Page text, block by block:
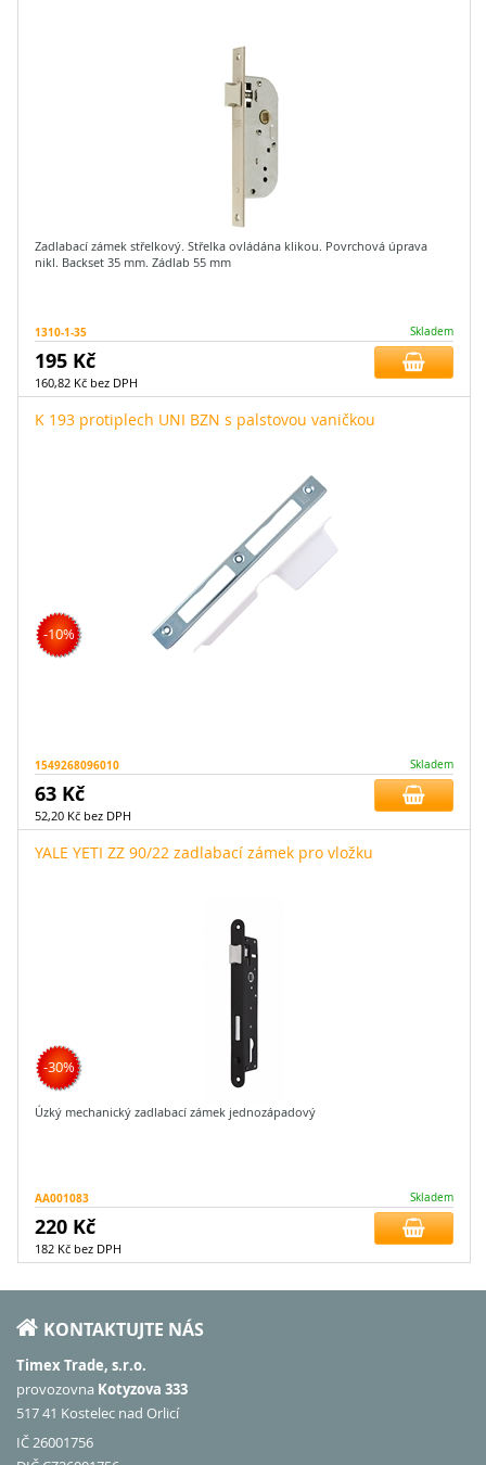
Zadlabací zámek střelkový. Střelka ovládána klikou. Povrchová úprava
nikl. Backset 35 mm. Zádlab 55 mm
1310-1-35 Skladem
195 Kč
160,82 Kč bez DPH
K 193 protiplech UNI BZN s palstovou vaničkou
-10%
1549268096010 Skladem
63 Kč
52,20 Kč bez DPH
YALE YETI ZZ 90/22 zadlabací zámek pro vložku
-30%
Úzký mechanický zadlabací zámek jednozápadový
AA001083 Skladem
220 Kč
182 Kč bez DPH
KONTAKTUJTE NÁS
Timex Trade, s.r.o.
provozovna Kotyzova 333
517 41 Kostelec nad Orlicí
IČ 26001756